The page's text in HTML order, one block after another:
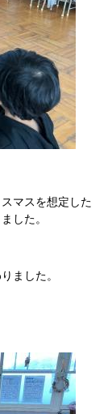
マスを想定した
した。
ました。